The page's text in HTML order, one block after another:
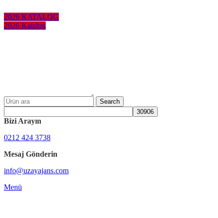
2026 KATALOG
2026 Katalog
Search
Bizi Arayın
0212 424 3738
Mesaj Gönderin
info@uzayajans.com
Menü